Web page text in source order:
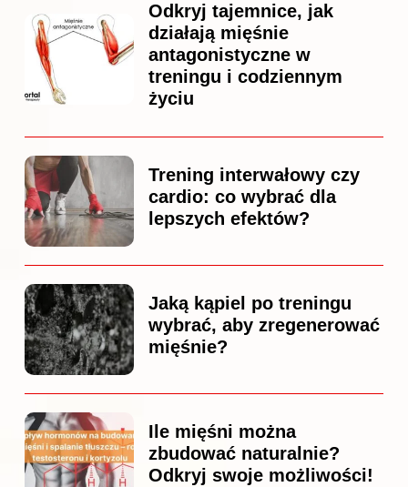
Odkryj tajemnice, jak
działają mięśnie
antagonistyczne w
treningu i codziennym
życiu
Trening interwałowy czy
cardio: co wybrać dla
lepszych efektów?
Jaką kąpiel po treningu
wybrać, aby zregenerować
mięśnie?
Ile mięśni można
zbudować naturalnie?
Odkryj swoje możliwości!